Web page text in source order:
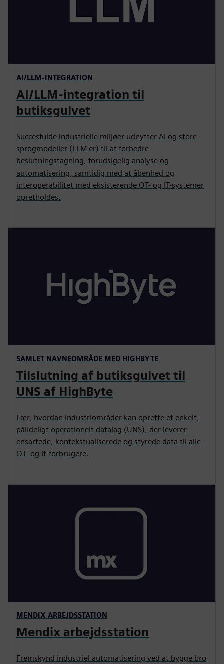
AI/LLM-INTEGRATION
AI/LLM-integration til
butiksgulvet
Succesfulde industrielle miljøer udnytter AI og store
sprogmodeller (LLM'er) til at forbedre
beslutningstagning, forudsigelig analyse og
automatisering, samtidig med at åbenhed og
interoperabilitet med eksisterende OT- og IT-systemer
opretholdes.
SAMLET NAVNEOMRÅDE MED HIGHBYTE
Tilslutning af butiksgulvet til
UNS af HighByte
Lær, hvordan industriområder kan oprette et enkelt,
pålideligt operationelt datalag (UNS), der leverer
ensartede, kontekstualiserede og styrede data til alle
OT- og it-forbrugere.
MENDIX ARBEJDSSTATION
Mendix arbejdsstation
Fremskynd industriel automatisering ved at bygge bro